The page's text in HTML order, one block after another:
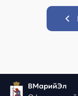
ВМарийЭл